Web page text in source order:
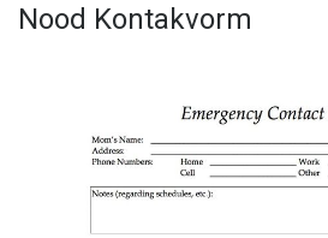
Nood Kontakvorm